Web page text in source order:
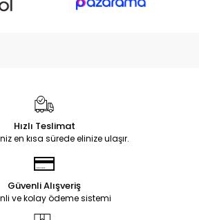
Hızlı Teslimat
en kısa sürede elinize ulaşır.
Güvenli Alışveriş
ve kolay ödeme sistemi